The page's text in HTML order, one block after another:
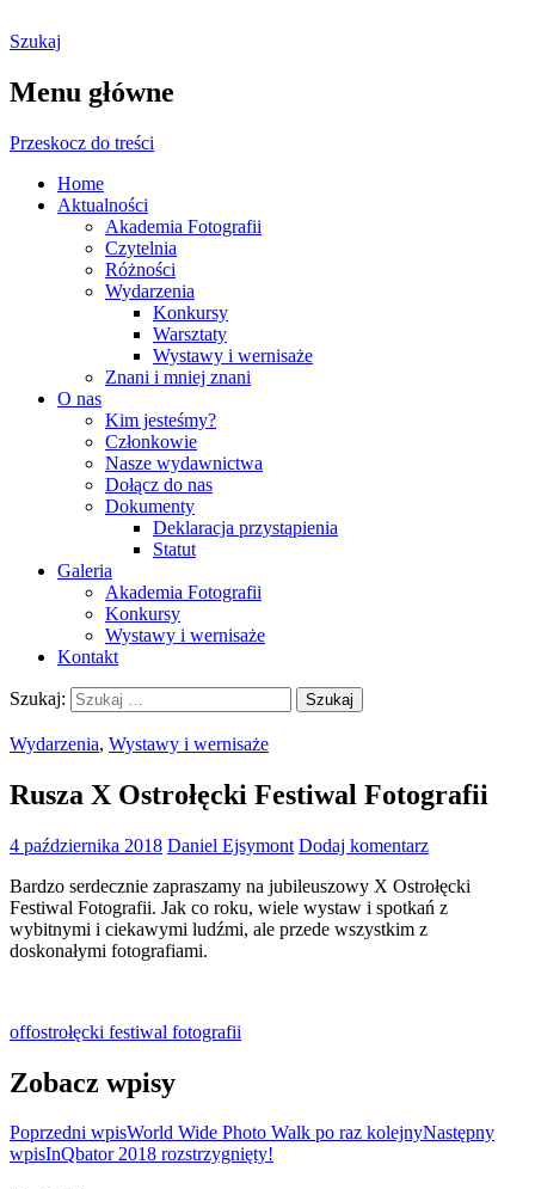
Ostrołęckie Towarzystwo
Fotograficzne
Szukaj
Menu główne
Przeskocz do treści
Home
Aktualności
Akademia Fotografii
Czytelnia
Różności
Wydarzenia
Konkursy
Warsztaty
Wystawy i wernisaże
Znani i mniej znani
O nas
Kim jesteśmy?
Członkowie
Nasze wydawnictwa
Dołącz do nas
Dokumenty
Deklaracja przystąpienia
Statut
Galeria
Akademia Fotografii
Konkursy
Wystawy i wernisaże
Kontakt
Szukaj:
Wydarzenia, Wystawy i wernisaże
Rusza X Ostrołęcki Festiwal Fotografii
4 października 2018 Daniel Ejsymont Dodaj komentarz
Bardzo serdecznie zapraszamy na jubileuszowy X Ostrołęcki
Festiwal Fotografii. Jak co roku, wiele wystaw i spotkań z
wybitnymi i ciekawymi ludźmi, ale przede wszystkim z
doskonałymi fotografiami.
offostrołęcki festiwal fotografii
Zobacz wpisy
Poprzedni wpisWorld Wide Photo Walk po raz kolejnyNastępny
wpisInQbator 2018 rozstrzygnięty!